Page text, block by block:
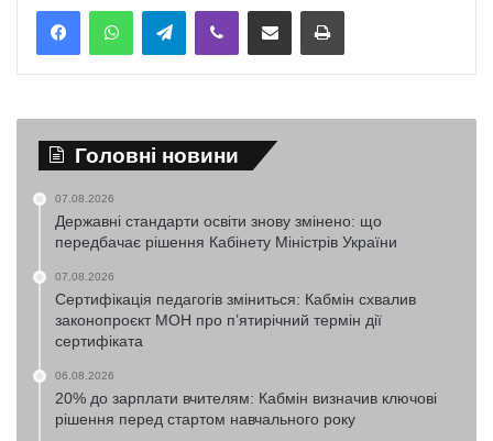
TelegramViber Надіслати електронною поштоюНадрукувати
Головні новини
07.08.2026
Державні стандарти освіти знову змінено: що
передбачає рішення Кабінету Міністрів України
07.08.2026
Сертифікація педагогів зміниться: Кабмін схвалив
законопроєкт МОН про п’ятирічний термін дії
сертифіката
06.08.2026
20% до зарплати вчителям: Кабмін визначив ключові
рішення перед стартом навчального року